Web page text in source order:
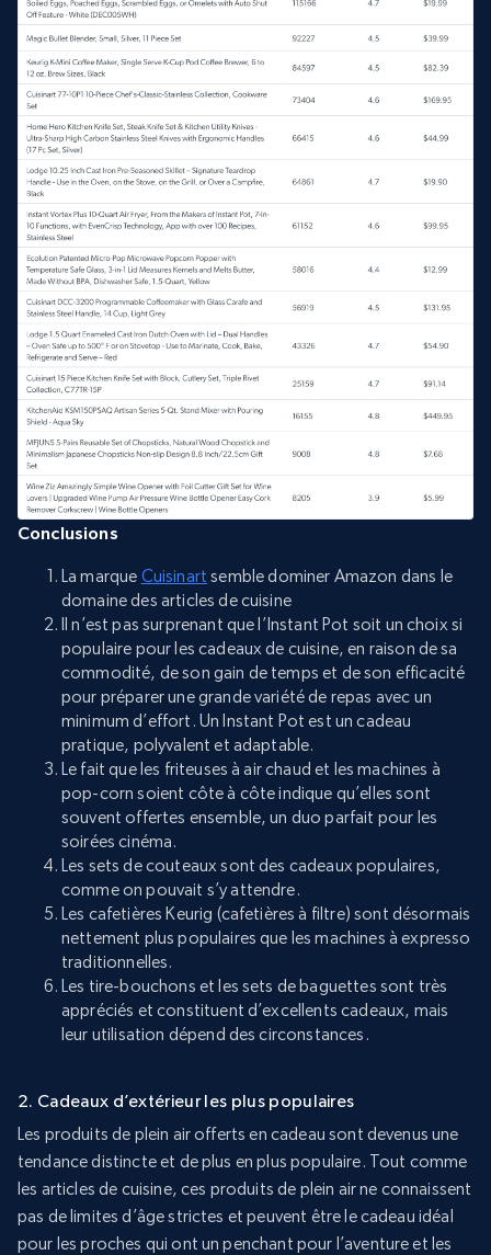
Conclusions
La marque Cuisinart semble dominer Amazon dans le
domaine des articles de cuisine
Il n’est pas surprenant que l’Instant Pot soit un choix si
populaire pour les cadeaux de cuisine, en raison de sa
commodité, de son gain de temps et de son efficacité
pour préparer une grande variété de repas avec un
minimum d’effort. Un Instant Pot est un cadeau
pratique, polyvalent et adaptable.
Le fait que les friteuses à air chaud et les machines à
pop-corn soient côte à côte indique qu’elles sont
souvent offertes ensemble, un duo parfait pour les
soirées cinéma.
Les sets de couteaux sont des cadeaux populaires,
comme on pouvait s’y attendre.
Les cafetières Keurig (cafetières à filtre) sont désormais
nettement plus populaires que les machines à expresso
traditionnelles.
Les tire-bouchons et les sets de baguettes sont très
appréciés et constituent d’excellents cadeaux, mais
leur utilisation dépend des circonstances.
2. Cadeaux d’extérieur les plus populaires
Les produits de plein air offerts en cadeau sont devenus une
tendance distincte et de plus en plus populaire. Tout comme
les articles de cuisine, ces produits de plein air ne connaissent
pas de limites d’âge strictes et peuvent être le cadeau idéal
pour les proches qui ont un penchant pour l’aventure et les